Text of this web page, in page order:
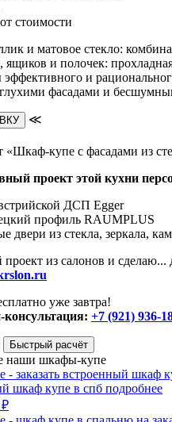
стоимости
и матовое стекло:
ящиков и полочек:
и
фасадами и
≪
«Шкаф-купе с фасадами из
проект этой кухни
ДСП Egger
профиль RAUMPLUS
двери из стекла, зеркала,
из салонов и сделаю...
уже завтра!
+7 (921) 936-
Быстрый расчёт
наши шкафы-купе
шкаф купе в спб подробнее
₽